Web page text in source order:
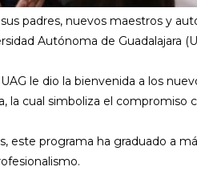
padres, nuevos maestros y
Autónoma de Guadalajara
le dio la bienvenida a los
la cual simboliza el
este programa ha graduado a